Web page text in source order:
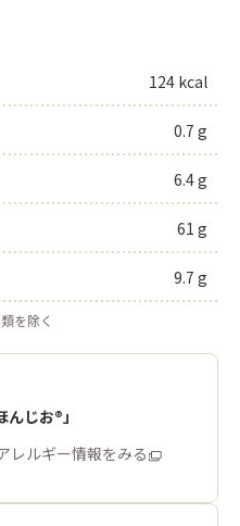
124 kcal
0.7 g
6.4 g
61 g
9.7 g
を除く
じお®」
レルギー情報をみる